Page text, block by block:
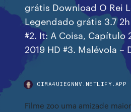
grátis Download O Rei
Legendado grátis 3.7
#2. It: A Coisa, Capítulo
2019 HD #3. Malévola –
CIMA4UIEGNNV.NETLIFY.APP
Filme zoo uma amizade